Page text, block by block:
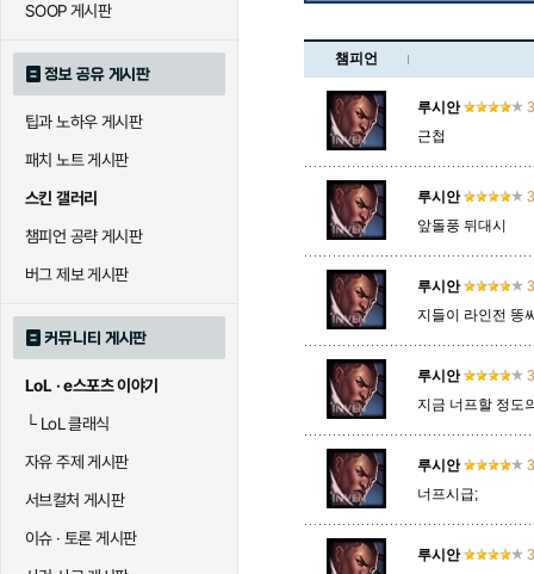
SOOP 게시판
정보 공유 게시판
팁과 노하우 게시판
패치 노트 게시판
스킨 갤러리
챔피언 공략 게시판
버그 제보 게시판
커뮤니티 게시판
LoL · e스포츠 이야기
└LoL 클래식
자유 주제 게시판
서브컬처 게시판
이슈 · 토론 게시판
말자하 말파이트 멜
바이 베이가 베인
블라디미르 블리츠크랭크 비에
챔피언
루시안
근첩
루시안
앞돌풍 뒤대시
루시안
지들이 라인전 똥
루시안
지금 너프할 정도
루시안
너프시급;
루시안